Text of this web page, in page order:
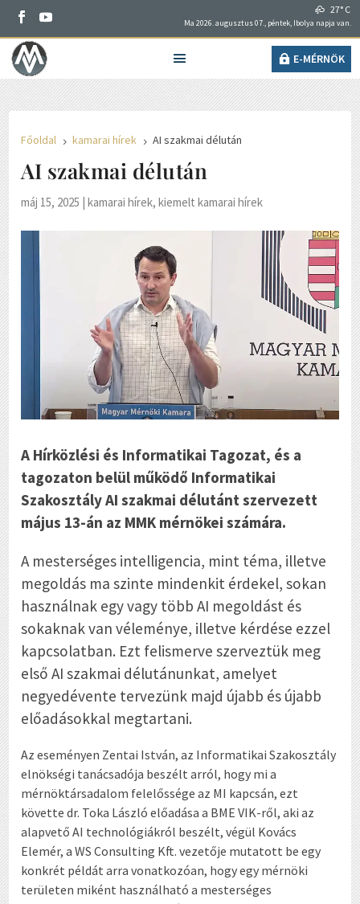
27° C
Ma 2026. augusztus 07., péntek, Ibolya napja van.
E-MÉRNÖK
Főoldal 5 kamarai hírek 5 AI szakmai délután
AI szakmai délután
máj 15, 2025 |kamarai hírek,kiemelt kamarai hírek
A Hírközlési és Informatikai Tagozat, és a
tagozaton belül működő Informatikai
Szakosztály AI szakmai délutánt szervezett
május 13-án az MMK mérnökei számára.
A mesterséges intelligencia, mint téma, illetve
megoldás ma szinte mindenkit érdekel, sokan
használnak egy vagy több AI megoldást és
sokaknak van véleménye, illetve kérdése ezzel
kapcsolatban. Ezt felismerve szerveztük meg
első AI szakmai délutánunkat, amelyet
negyedévente tervezünk majd újabb és újabb
előadásokkal megtartani.
Az eseményen Zentai István, az Informatikai Szakosztály
elnökségi tanácsadója beszélt arról, hogy mi a
mérnöktársadalom felelőssége az MI kapcsán, ezt
követte dr. Toka László előadása a BME VIK-ről, aki az
alapvető AI technológiákról beszélt, végül Kovács
Elemér, a WS Consulting Kft. vezetője mutatott be egy
konkrét példát arra vonatkozóan, hogy egy mérnöki
területen miként használható a mesterséges